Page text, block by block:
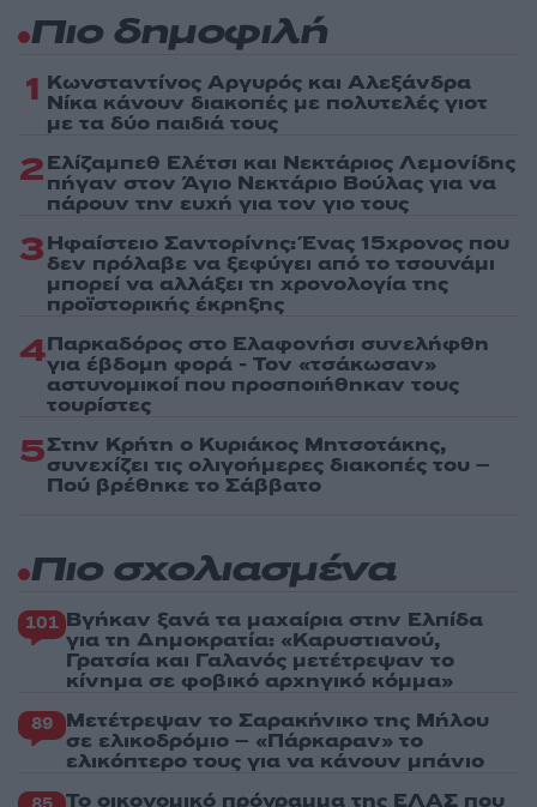
Πιο δημοφιλή
1 Κωνσταντίνος Αργυρός και Αλεξάνδρα
Νίκα κάνουν διακοπές με πολυτελές γιοτ
με τα δύο παιδιά τους
2Ελίζαμπεθ Ελέτσι και Νεκτάριος Λεμονίδης
πήγαν στον Άγιο Νεκτάριο Βούλας για να
πάρουν την ευχή για τον γιο τους
3Ηφαίστειο Σαντορίνης: Ένας 15χρονος που
δεν πρόλαβε να ξεφύγει από το τσουνάμι
μπορεί να αλλάξει τη χρονολογία της
προϊστορικής έκρηξης
4Παρκαδόρος στο Ελαφονήσι συνελήφθη
για έβδομη φορά - Τον «τσάκωσαν»
αστυνομικοί που προσποιήθηκαν τους
τουρίστες
5Στην Κρήτη ο Κυριάκος Μητσοτάκης,
συνεχίζει τις ολιγοήμερες διακοπές του –
Πού βρέθηκε το Σάββατο
Πιο σχολιασμένα
101 Βγήκαν ξανά τα μαχαίρια στην Ελπίδα
για τη Δημοκρατία: «Καρυστιανού,
Γρατσία και Γαλανός μετέτρεψαν το
κίνημα σε φοβικό αρχηγικό κόμμα»
89 Μετέτρεψαν το Σαρακήνικο της Μήλου
σε ελικοδρόμιο – «Πάρκαραν» το
ελικόπτερο τους για να κάνουν μπάνιο
Το οικονομικό πρόγραμμα της ΕΛΑΣ που